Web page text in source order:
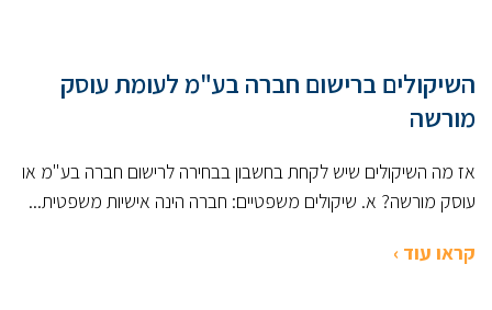
השיקולים ברישום חברה בע"מ לעומת עוסק
מורשה
אז מה השיקולים שיש לקחת בחשבון בבחירה לרישום חברה בע"מ או
עוסק מורשה? א. שיקולים משפטיים: חברה הינה אישיות משפטית...
קראו עוד ›